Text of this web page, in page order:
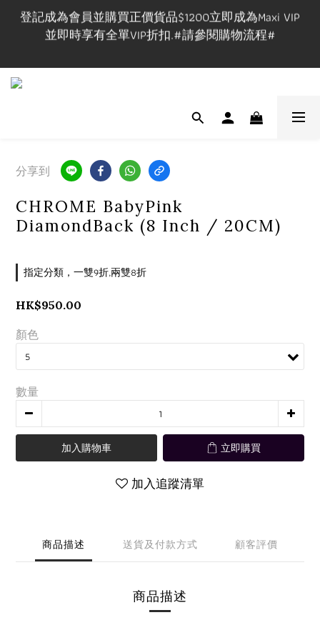
登記成為會員並購買正價貨品$1200立即成為Maxi VIP
並即時享有全單VIP折扣.#請參閱購物流程#
登記成為會員並購買正價貨品$1200立即成為Maxi VIP
並即時享有全單VIP折扣.#請參閱購物流程#
舶大廈1101室, 開放時間🕰️Mon-Fri 3-9pm, Sat-Sun 1-
7pm ,請先查詢休店日📲
登記成為會員並購買正價貨品$1200立即成為Maxi VIP
並即時享有全單VIP折扣.#請參閱購物流程#
分享到
CHROME BabyPink
DiamondBack (8 Inch / 20CM)
指定分類，一雙9折,兩雙8折
HK$950.00
顏色
數量
加入購物車 立即購買
加入追蹤清單
商品描述 送貨及付款方式 顧客評價
商品描述